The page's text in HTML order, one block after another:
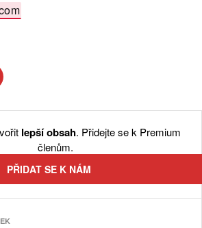
lepší obsah. Přidejte se k Premium
členům.
PŘIDAT SE K NÁM